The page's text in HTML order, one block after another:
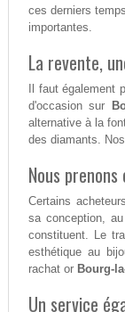
ces derniers
importantes.
La revente,
Il faut également
d'occasion sur
alternative à la
des diamants.
Nous
Certains
sa conception,
constituent. Le
esthétique au
rachat or Bourg-
Un service